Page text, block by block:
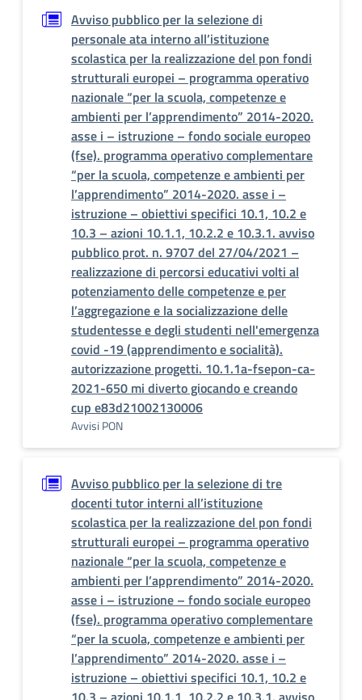
Avviso pubblico per la selezione di
personale ata interno all’istituzione
scolastica per la realizzazione del pon fondi
strutturali europei – programma operativo
nazionale “per la scuola, competenze e
ambienti per l’apprendimento” 2014-2020.
asse i – istruzione – fondo sociale europeo
(fse). programma operativo complementare
“per la scuola, competenze e ambienti per
l’apprendimento” 2014-2020. asse i –
istruzione – obiettivi specifici 10.1, 10.2 e
10.3 – azioni 10.1.1, 10.2.2 e 10.3.1. avviso
pubblico prot. n. 9707 del 27/04/2021 –
realizzazione di percorsi educativi volti al
potenziamento delle competenze e per
l’aggregazione e la socializzazione delle
studentesse e degli studenti nell'emergenza
covid -19 (apprendimento e socialità).
autorizzazione progetti. 10.1.1a-fsepon-ca-
2021-650 mi diverto giocando e creando
cup e83d21002130006
Avvisi PON
Avviso pubblico per la selezione di tre
docenti tutor interni all’istituzione
scolastica per la realizzazione del pon fondi
strutturali europei – programma operativo
nazionale “per la scuola, competenze e
ambienti per l’apprendimento” 2014-2020.
asse i – istruzione – fondo sociale europeo
(fse). programma operativo complementare
“per la scuola, competenze e ambienti per
l’apprendimento” 2014-2020. asse i –
istruzione – obiettivi specifici 10.1, 10.2 e